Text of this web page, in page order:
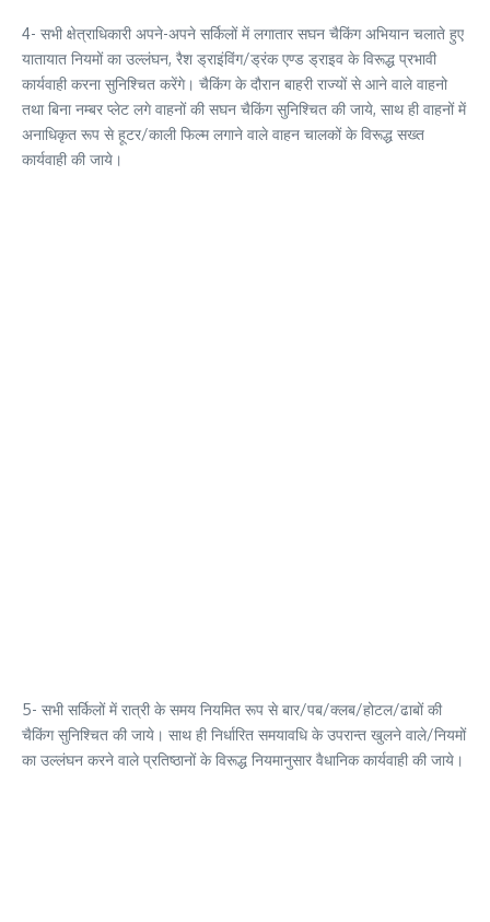
4- सभी क्षेत्राधिकारी अपने-अपने सर्किलों में लगातार सघन चैकिंग अभियान चलाते हुए
यातायात नियमों का उल्लंघन, रैश ड्राइंविंग/ड्रंक एण्ड ड्राइव के विरूद्ध प्रभावी
कार्यवाही करना सुनिश्चित करेंगे। चैकिंग के दौरान बाहरी राज्यों से आने वाले वाहनो
तथा बिना नम्बर प्लेट लगे वाहनों की सघन चैकिंग सुनिश्चित की जाये, साथ ही वाहनों में
अनाधिकृत रूप से हूटर/काली फिल्म लगाने वाले वाहन चालकों के विरूद्ध सख्त
कार्यवाही की जाये।
5- सभी सर्किलों में रात्री के समय नियमित रूप से बार/पब/क्लब/होटल/ढाबों की
चैकिंग सुनिश्चित की जाये। साथ ही निर्धारित समयावधि के उपरान्त खुलने वाले/नियमों
का उल्लंघन करने वाले प्रतिष्ठानों के विरूद्ध नियमानुसार वैधानिक कार्यवाही की जाये।